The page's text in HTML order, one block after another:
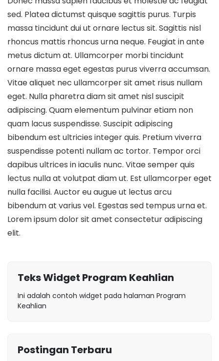
sed. Platea dictumst quisque sagittis purus. Turpis
massa tincidunt dui ut ornare lectus sit. Sagittis nisl
rhoncus mattis rhoncus urna neque. Feugiat in ante
metus dictum at. Ullamcorper morbi tincidunt
ornare massa eget egestas purus viverra accumsan.
Vitae aliquet nec ullamcorper sit amet risus nullam
eget. Nulla pharetra diam sit amet nisl suscipit
adipiscing. Quam elementum pulvinar etiam non
quam lacus suspendisse. Suscipit adipiscing
bibendum est ultricies integer quis. Pretium viverra
suspendisse potenti nullam ac tortor. Tempor orci
dapibus ultrices in iaculis nunc. Vitae semper quis
lectus nulla at volutpat diam ut. Est ullamcorper eget
nulla facilisi. Auctor eu augue ut lectus arcu
bibendum at varius vel. Egestas sed tempus urna et.
Lorem ipsum dolor sit amet consectetur adipiscing
elit.
Teks Widget Program Keahlian
Ini adalah contoh widget pada halaman Program
Keahlian
Postingan Terbaru